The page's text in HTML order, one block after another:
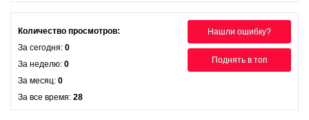
Нашли ошибку?
Поднять в топ
Количество просмотров:
За сегодня: 0
За неделю: 0
За месяц: 0
За все время: 28